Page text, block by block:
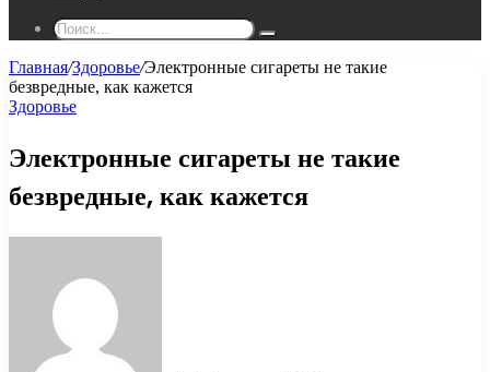
Поиск...
Главная/Здоровье/Электронные сигареты не такие
безвредные, как кажется
Здоровье
Электронные сигареты не такие
безвредные, как кажется